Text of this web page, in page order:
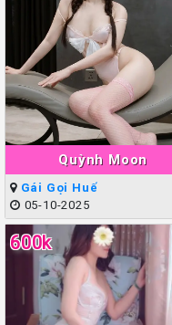
Quỳnh Moon
Gái Gọi Huế
05-10-2025
600k